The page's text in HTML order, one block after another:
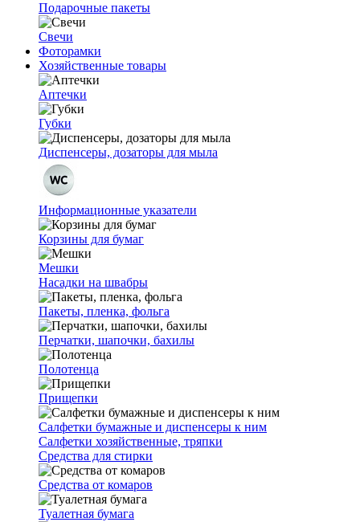
Подарочные пакеты
Свечи
Фоторамки
Хозяйственные товары
Аптечки
Губки
Диспенсеры, дозаторы для мыла
Информационные указатели
Корзины для бумаг
Мешки
Насадки на швабры
Пакеты, пленка, фольга
Перчатки, шапочки, бахилы
Полотенца
Прищепки
Салфетки бумажные и диспенсеры к ним
Салфетки хозяйственные, тряпки
Средства для стирки
Средства от комаров
Туалетная бумага